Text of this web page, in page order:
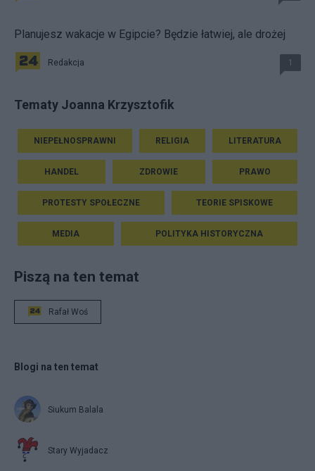
Planujesz wakacje w Egipcie? Będzie łatwiej, ale drożej
Redakcja 1
Tematy Joanna Krzysztofik
NIEPEŁNOSPRAWNI RELIGIA LITERATURA
HANDEL ZDROWIE PRAWO
PROTESTY SPOŁECZNE TEORIE SPISKOWE
MEDIA POLITYKA HISTORYCZNA
Piszą na ten temat
Rafał Woś
Blogi na ten temat
Siukum Balala
Stary Wyjadacz